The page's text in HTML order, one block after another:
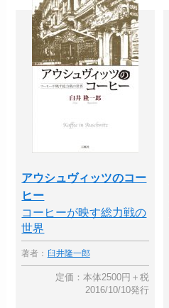
アウシュヴィッツのコー
ヒー
コーヒーが映す総力戦の
世界
著者： 臼井隆一郎
定価：本体2500円＋税
2016/10/10発行